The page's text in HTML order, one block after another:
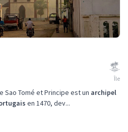
Île
Sao Tomé et Principe est un archipel
en 1470, dev...